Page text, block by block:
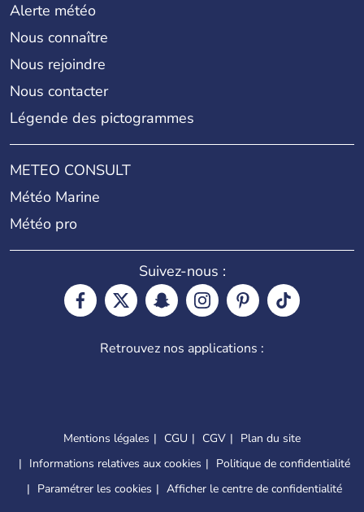
Alerte météo
Nous connaître
Nous rejoindre
Nous contacter
Légende des pictogrammes
METEO CONSULT
Météo Marine
Météo pro
Suivez-nous :
Retrouvez nos applications :
Mentions légales CGU CGV
Plan du site
Informations relatives aux cookies
Politique de confidentialité
Paramétrer les cookies
Afficher le centre de confidentialité